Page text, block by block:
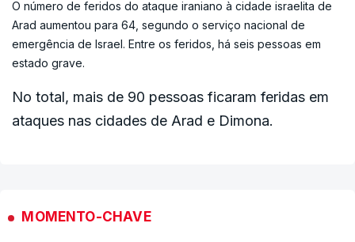
O número de feridos do ataque iraniano à cidade israelita de
Arad aumentou para 64, segundo o serviço nacional de
emergência de Israel. Entre os feridos, há seis pessoas em
estado grave.
No total, mais de 90 pessoas ficaram feridas em
ataques nas cidades de Arad e Dimona.
MOMENTO-CHAVE